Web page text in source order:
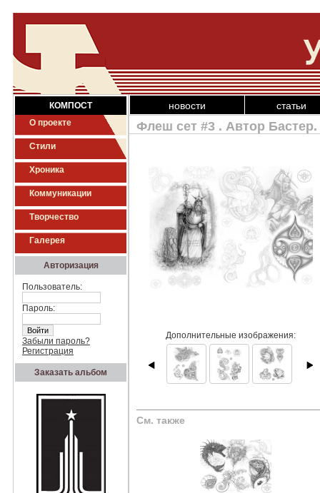
КОМПОСТ
О проекте
Стили
Хроника
Коммуникации
Творчество
Галерея
Авторизация
Пользователь:
Пароль:
Забыли пароль?
Регистрация
Заказать альбом
новости статьи
Флеш сет #3 . Автор Бастер.
Дополнительные изображения:
См. также